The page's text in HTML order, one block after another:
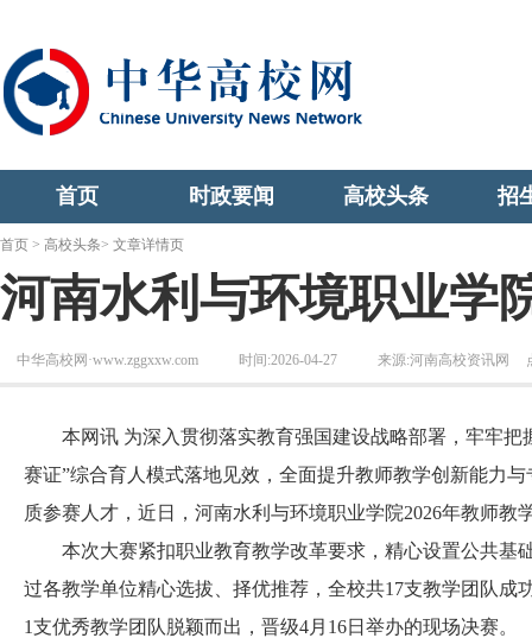
首页 时政要闻 高校头条 招
首页 > 高校头条> 文章详情页
河南水利与环境职业学
中华高校网·www.zggxxw.com 时间:2026-04-27 来源:河南高校资讯网
本网讯 为深入贯彻落实教育强国建设战略部署，牢牢把
赛证”综合育人模式落地见效，全面提升教师教学创新能力
质参赛人才，近日，河南水利与环境职业学院2026年教师教
本次大赛紧扣职业教育教学改革要求，精心设置公共基
过各教学单位精心选拔、择优推荐，全校共17支教学团队
1支优秀教学团队脱颖而出，晋级4月16日举办的现场决赛。